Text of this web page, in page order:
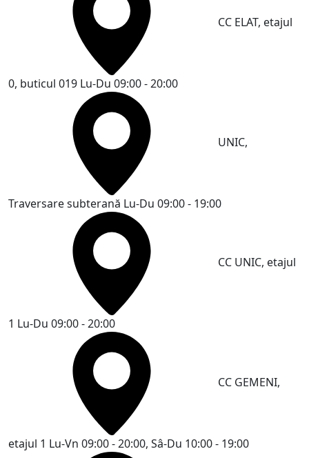
CC ELAT, etajul
0, buticul 019 Lu-Du 09:00 - 20:00
UNIC,
Traversare subterană Lu-Du 09:00 - 19:00
CC UNIC, etajul
1 Lu-Du 09:00 - 20:00
CC GEMENI,
etajul 1 Lu-Vn 09:00 - 20:00, Sâ-Du 10:00 - 19:00